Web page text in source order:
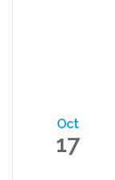
Oct
17